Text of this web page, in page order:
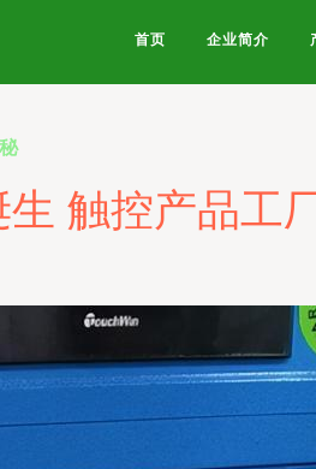
首页 企业简介
触控产品工